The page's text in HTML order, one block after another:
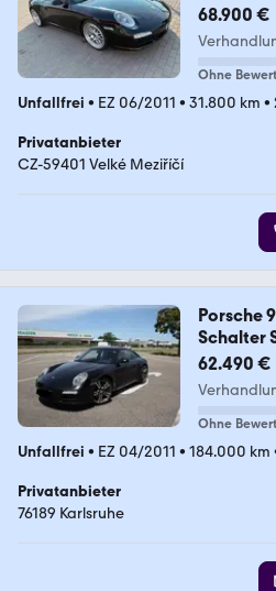
68.900 €
Ohne
Unfallfrei • EZ 06/2011 • 31.800 km •
Privatanbieter
CZ-59401 Velké Meziříčí
Porsche
Schalter
62.490 €
Ohne
Unfallfrei • EZ 04/2011 • 184.000 km
Privatanbieter
76189 Karlsruhe